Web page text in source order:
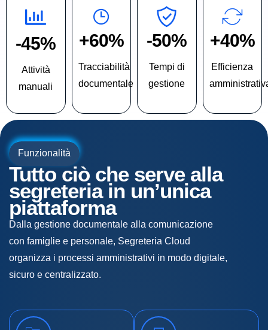
-45%
Attività
manuali
+60%
Tracciabilità
documentale
-50%
Tempi di
gestione
+40%
Efficienza
Funzionalità
Tutto ciò che serve alla
segreteria in un’unica
piattaforma
Dalla gestione documentale alla comunicazione
con famiglie e personale, Segreteria Cloud
organizza i processi amministrativi in modo digitale,
sicuro e centralizzato.